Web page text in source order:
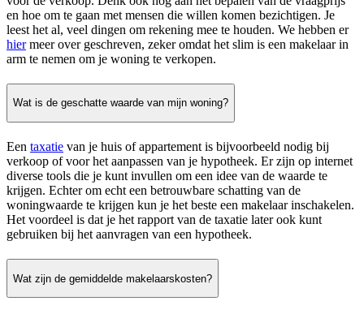
en hoe om te gaan met mensen die willen komen bezichtigen. Je
leest het al, veel dingen om rekening mee te houden. We hebben er
hiermeer over geschreven, zeker omdat het slim is een makelaar in
arm te nemen om je woning te verkopen.
Wat is de geschatte waarde van mijn woning?
Een taxatie van je huis of appartement is bijvoorbeeld nodig bij
verkoop of voor het aanpassen van je hypotheek. Er zijn op internet
diverse tools die je kunt invullen om een idee van de waarde te
krijgen. Echter om echt een betrouwbare schatting van de
woningwaarde te krijgen kun je het beste een makelaar inschakelen.
Het voordeel is dat je het rapport van de taxatie later ook kunt
gebruiken bij het aanvragen van een hypotheek.
Wat zijn de gemiddelde makelaarskosten?